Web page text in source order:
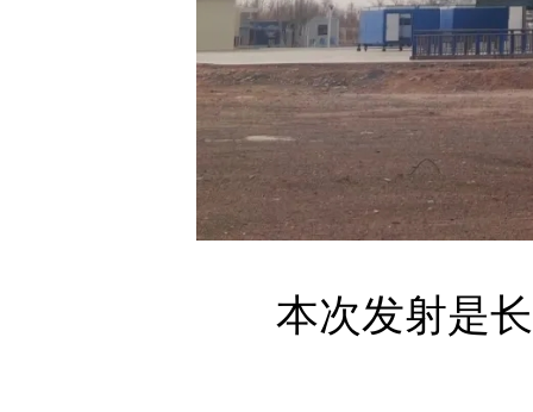
本次发射是长